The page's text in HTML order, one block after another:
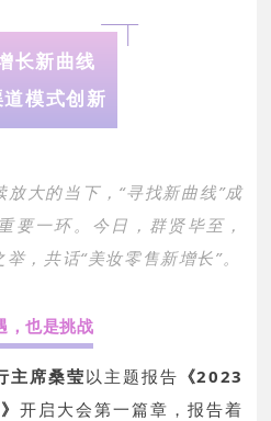
长新曲线
模式创新
大的当下，“寻找新曲线”成
要一环。今日，群贤毕至，
，共话“美妆零售新增长”。
，也是挑战
主席桑莹以主题报告 《2023
开启大会第一篇章，报告着